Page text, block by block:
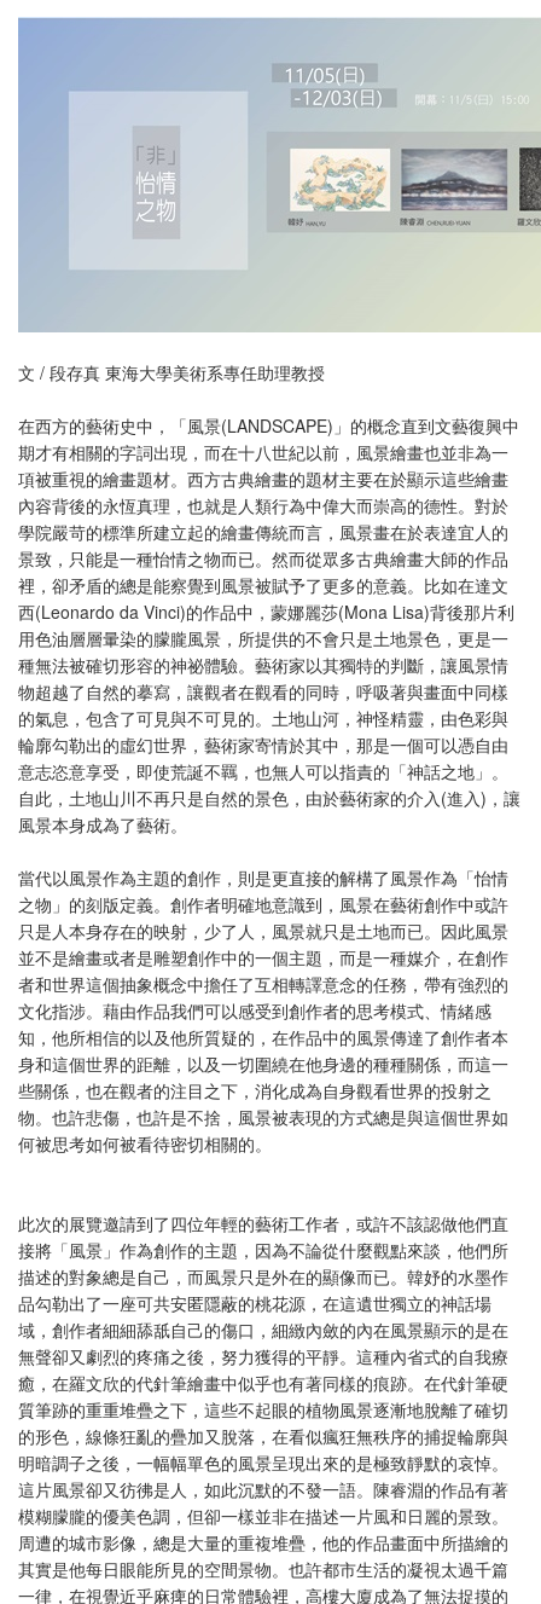
文 / 段存真 東海大學美術系專任助理教授
在西方的藝術史中，「風景(LANDSCAPE)」的概念直到文藝復興中
期才有相關的字詞出現，而在十八世紀以前，風景繪畫也並非為一
項被重視的繪畫題材。西方古典繪畫的題材主要在於顯示這些繪畫
內容背後的永恆真理，也就是人類行為中偉大而崇高的德性。對於
學院嚴苛的標準所建立起的繪畫傳統而言，風景畫在於表達宜人的
景致，只能是一種怡情之物而已。然而從眾多古典繪畫大師的作品
裡，卻矛盾的總是能察覺到風景被賦予了更多的意義。比如在達文
西(Leonardo da Vinci)的作品中，蒙娜麗莎(Mona Lisa)背後那片利
用色油層層暈染的朦朧風景，所提供的不會只是土地景色，更是一
種無法被確切形容的神祕體驗。藝術家以其獨特的判斷，讓風景情
物超越了自然的摹寫，讓觀者在觀看的同時，呼吸著與畫面中同樣
的氣息，包含了可見與不可見的。土地山河，神怪精靈，由色彩與
輪廓勾勒出的虛幻世界，藝術家寄情於其中，那是一個可以憑自由
意志恣意享受，即使荒誕不羈，也無人可以指責的「神話之地」。
自此，土地山川不再只是自然的景色，由於藝術家的介入(進入)，讓
風景本身成為了藝術。
當代以風景作為主題的創作，則是更直接的解構了風景作為「怡情
之物」的刻版定義。創作者明確地意識到，風景在藝術創作中或許
只是人本身存在的映射，少了人，風景就只是土地而已。因此風景
並不是繪畫或者是雕塑創作中的一個主題，而是一種媒介，在創作
者和世界這個抽象概念中擔任了互相轉譯意念的任務，帶有強烈的
文化指涉。藉由作品我們可以感受到創作者的思考模式、情緒感
知，他所相信的以及他所質疑的，在作品中的風景傳達了創作者本
身和這個世界的距離，以及一切圍繞在他身邊的種種關係，而這一
些關係，也在觀者的注目之下，消化成為自身觀看世界的投射之
物。也許悲傷，也許是不捨，風景被表現的方式總是與這個世界如
何被思考如何被看待密切相關的。
此次的展覽邀請到了四位年輕的藝術工作者，或許不該認做他們直
接將「風景」作為創作的主題，因為不論從什麼觀點來談，他們所
描述的對象總是自己，而風景只是外在的顯像而已。韓妤的水墨作
品勾勒出了一座可共安匿隱蔽的桃花源，在這遺世獨立的神話場
域，創作者細細舔舐自己的傷口，細緻內斂的內在風景顯示的是在
無聲卻又劇烈的疼痛之後，努力獲得的平靜。這種內省式的自我療
癒，在羅文欣的代針筆繪畫中似乎也有著同樣的痕跡。在代針筆硬
質筆跡的重重堆疊之下，這些不起眼的植物風景逐漸地脫離了確切
的形色，線條狂亂的疊加又脫落，在看似瘋狂無秩序的捕捉輪廓與
明暗調子之後，一幅幅單色的風景呈現出來的是極致靜默的哀悼。
這片風景卻又彷彿是人，如此沉默的不發一語。陳睿淵的作品有著
模糊朦朧的優美色調，但卻一樣並非在描述一片風和日麗的景致。
周遭的城市影像，總是大量的重複堆疊，他的作品畫面中所描繪的
其實是他每日眼能所見的空間景物。也許都市生活的凝視太過千篇
一律，在視覺近乎麻痺的日常體驗裡，高樓大廈成為了無法捉摸的